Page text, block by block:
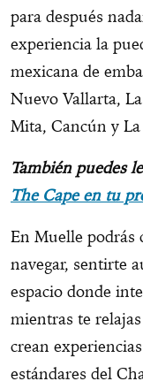
para después
experiencia la
mexicana de
Nuevo Vallarta,
Mita, Cancún y La
También puedes
The Cape en tu
En Muelle podrás
navegar, sentirte
espacio donde
mientras te
crean
estándares del